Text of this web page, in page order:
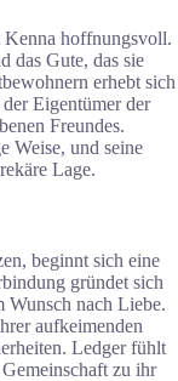
Kenna hoffnungsvoll.
das Gute, das sie
erhebt sich
Eigentümer der
Freundes.
Weise, und seine
Lage.
beginnt sich eine
gründet sich
Wunsch nach Liebe.
aufkeimenden
Ledger fühlt
zu ihr